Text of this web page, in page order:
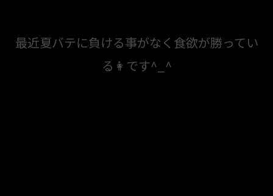
最近夏バテに負ける事がなく食欲が勝ってい
る👩です^_^